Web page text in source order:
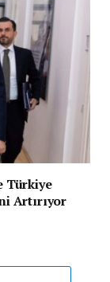
Türkiye
Artırıyor